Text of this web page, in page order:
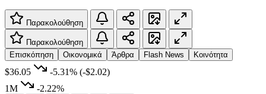
Παρακολούθηση
Παρακολούθηση
Επισκόπηση
Οικονομικά Άρθρα Flash News Κοινότητα
$36.05 -5.31% (-$2.02)
1M
-2.22%